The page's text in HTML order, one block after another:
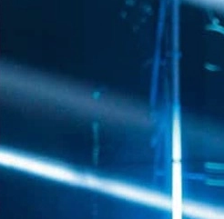
퇴를 앞둔 마지막 도전, 그리고
리했습니다.